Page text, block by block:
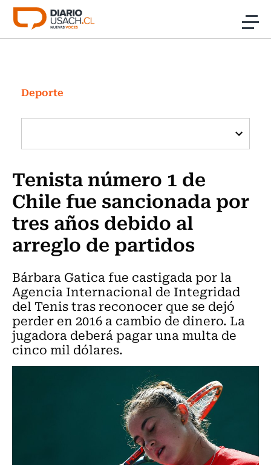
Click acá para ir directamente al contenido
Investigación
Cultura
Programas Radio y TV Usach
Deporte
Tenista número 1 de
Chile fue sancionada por
tres años debido al
arreglo de partidos
Bárbara Gatica fue castigada por la
Agencia Internacional de Integridad
del Tenis tras reconocer que se dejó
perder en 2016 a cambio de dinero. La
jugadora deberá pagar una multa de
cinco mil dólares.